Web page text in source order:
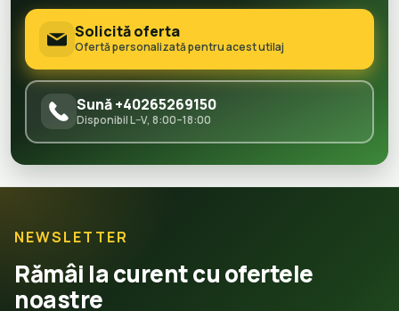
Solicită oferta
Ofertă personalizată pentru acest utilaj
Sună +40265269150
Disponibil L–V, 8:00–18:00
NEWSLETTER
Rămâi la curent cu ofertele
noastre